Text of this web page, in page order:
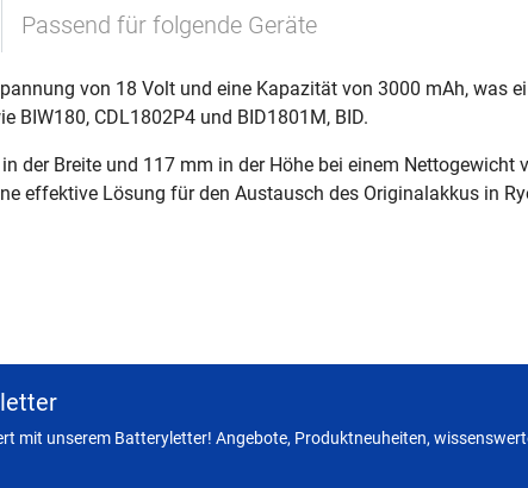
Passend für folgende Geräte
von 18 Volt und eine Kapazität von 3000 mAh, was
BIW180, CDL1802P4 und BID1801M, BID.
der Breite und 117 mm in der Höhe bei einem
effektive Lösung für den Austausch des Originalakkus in
mit unserem Batteryletter! Angebote, Produktneuheiten,